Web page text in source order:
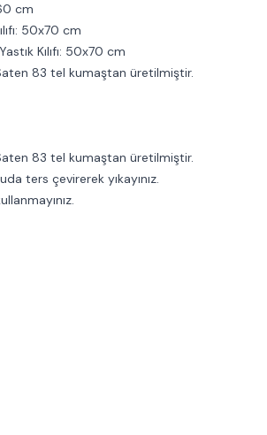
cm
50x70 cm
Kılıfı: 50x70 cm
83 tel kumaştan üretilmiştir.
83 tel kumaştan üretilmiştir.
ters çevirerek yıkayınız.